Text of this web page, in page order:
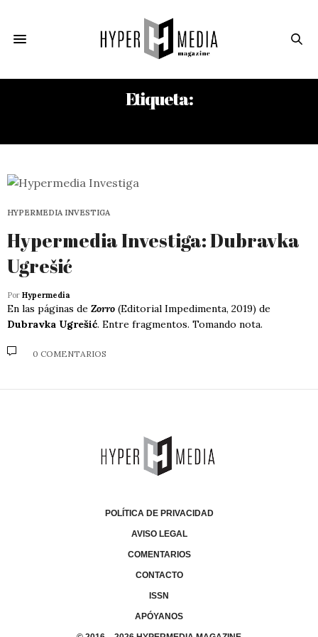
Etiqueta:
HYPERMEDIA INVESTIGA
Hypermedia Investiga: Dubravka
Ugrešić
Por Hypermedia
En las páginas de Zorro (Editorial Impedimenta, 2019) de
Dubravka Ugrešić. Entre fragmentos. Tomando nota.
0 COMENTARIOS
POLÍTICA DE PRIVACIDAD
AVISO LEGAL
COMENTARIOS
CONTACTO
ISSN
APÓYANOS